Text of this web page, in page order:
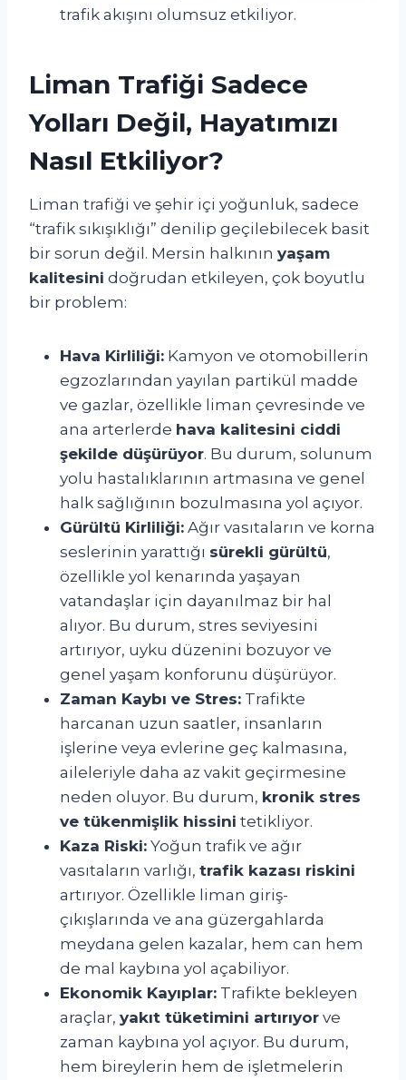
trafik akışını olumsuz etkiliyor.
Liman Trafiği Sadece
Yolları Değil, Hayatımızı
Nasıl Etkiliyor?
Liman trafiği ve şehir içi yoğunluk, sadece
“trafik sıkışıklığı” denilip geçilebilecek basit
bir sorun değil. Mersin halkının yaşam
kalitesini doğrudan etkileyen, çok boyutlu
bir problem:
Hava Kirliliği: Kamyon ve otomobillerin
egzozlarından yayılan partikül madde
ve gazlar, özellikle liman çevresinde ve
ana arterlerde hava kalitesini ciddi
şekilde düşürüyor. Bu durum, solunum
yolu hastalıklarının artmasına ve genel
halk sağlığının bozulmasına yol açıyor.
Gürültü Kirliliği: Ağır vasıtaların ve korna
seslerinin yarattığı sürekli gürültü,
özellikle yol kenarında yaşayan
vatandaşlar için dayanılmaz bir hal
alıyor. Bu durum, stres seviyesini
artırıyor, uyku düzenini bozuyor ve
genel yaşam konforunu düşürüyor.
Zaman Kaybı ve Stres: Trafikte
harcanan uzun saatler, insanların
işlerine veya evlerine geç kalmasına,
aileleriyle daha az vakit geçirmesine
neden oluyor. Bu durum, kronik stres
ve tükenmişlik hissini tetikliyor.
Kaza Riski: Yoğun trafik ve ağır
vasıtaların varlığı, trafik kazası riskini
artırıyor. Özellikle liman giriş-
çıkışlarında ve ana güzergahlarda
meydana gelen kazalar, hem can hem
de mal kaybına yol açabiliyor.
Ekonomik Kayıplar: Trafikte bekleyen
araçlar, yakıt tüketimini artırıyor ve
zaman kaybına yol açıyor. Bu durum,
hem bireylerin hem de işletmelerin